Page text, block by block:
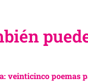
veinticinco poemas